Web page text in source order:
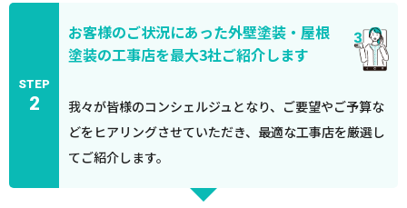
STEP
2
お客様のご状況にあった外壁塗装・屋根
塗装の工事店を最大3社ご紹介します
我々が皆様のコンシェルジュとなり、ご要望やご予算な
どをヒアリングさせていただき、最適な工事店を厳選し
てご紹介します。